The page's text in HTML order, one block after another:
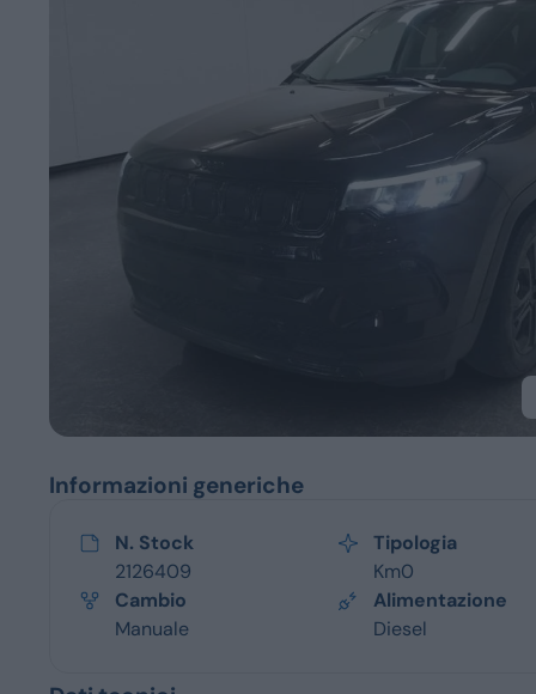
Informazioni generiche
N. Stock
2126409
Tipologia
Km0
Cambio
Manuale
Alimentazione
Diesel